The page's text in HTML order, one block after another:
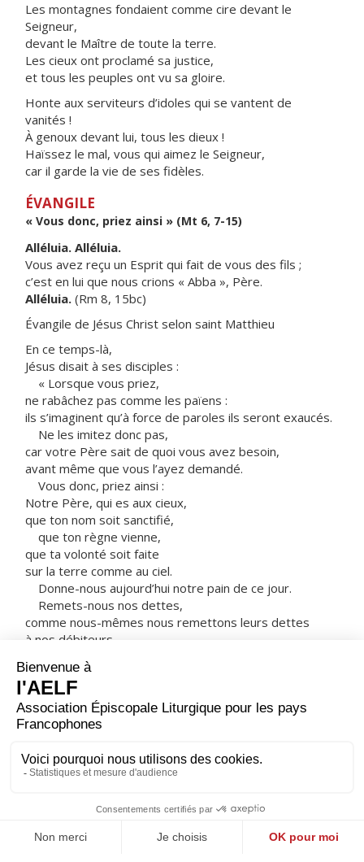
Les montagnes fondaient comme cire devant le
Seigneur,
devant le Maître de toute la terre.
Les cieux ont proclamé sa justice,
et tous les peuples ont vu sa gloire.
Honte aux serviteurs d’idoles qui se vantent de
vanités !
À genoux devant lui, tous les dieux !
Haïssez le mal, vous qui aimez le Seigneur,
car il garde la vie de ses fidèles.
ÉVANGILE
« Vous donc, priez ainsi » (Mt 6, 7-15)
Alléluia. Alléluia.
Vous avez reçu un Esprit qui fait de vous des fils ;
c’est en lui que nous crions « Abba », Père.
Alléluia. (Rm 8, 15bc)
Évangile de Jésus Christ selon saint Matthieu
En ce temps-là,
Jésus disait à ses disciples :
« Lorsque vous priez,
ne rabâchez pas comme les païens :
ils s’imaginent qu’à force de paroles ils seront exaucés.
Ne les imitez donc pas,
car votre Père sait de quoi vous avez besoin,
avant même que vous l’ayez demandé.
Vous donc, priez ainsi :
Notre Père, qui es aux cieux,
que ton nom soit sanctifié,
que ton règne vienne,
que ta volonté soit faite
sur la terre comme au ciel.
Donne-nous aujourd’hui notre pain de ce jour.
Remets-nous nos dettes,
comme nous-mêmes nous remettons leurs dettes
à nos débiteurs.
mais délivre-nous du Mal.
Car, si vous pardonnez aux hommes leurs fautes,
votre Père céleste vous pardonnera aussi.
Mais si vous ne pardonnez pas aux hommes,
votre Père non plus ne pardonnera pas vos fautes. »
– Acclamons la Parole de Dieu.